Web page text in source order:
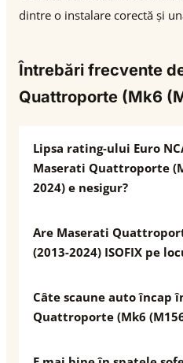
dintre o instalare corectă și
Întrebări frecvente
Quattroporte (Mk6
Lipsa rating-ului Euro
Maserati Quattroporte
2024) e nesigur?
Are Maserati
(2013-2024) ISOFIX pe
Câte scaune auto încap
Quattroporte (Mk6